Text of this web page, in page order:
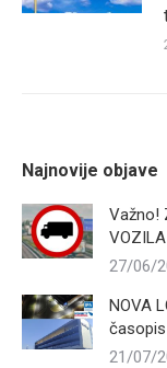
Najnovije objave
Važno!
VOZILA
27/06/
NOVA
21/07/